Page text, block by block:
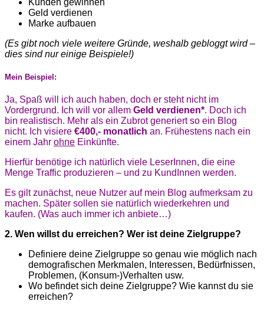
Kunden gewinnen
Geld verdienen
Marke aufbauen
(Es gibt noch viele weitere Gründe, weshalb gebloggt wird –
dies sind nur einige Beispiele!)
Mein Beispiel:
Ja, Spaß will ich auch haben, doch er steht nicht im
Vordergrund. Ich will vor allem Geld verdienen*. Doch ich
bin realistisch. Mehr als ein Zubrot generiert so ein Blog
nicht. Ich visiere €400,- monatlich an. Frühestens nach ein
einem Jahr ohne Einkünfte.
Hierfür benötige ich natürlich viele LeserInnen, die eine
Menge Traffic produzieren – und zu KundInnen werden.
Es gilt zunächst, neue Nutzer auf mein Blog aufmerksam zu
machen. Später sollen sie natürlich wiederkehren und
kaufen. (Was auch immer ich anbiete…)
2. Wen willst du erreichen? Wer ist deine Zielgruppe?
Definiere deine Zielgruppe so genau wie möglich nach
demografischen Merkmalen, Interessen, Bedürfnissen,
Problemen, (Konsum-)Verhalten usw.
Wo befindet sich deine Zielgruppe? Wie kannst du sie
erreichen?